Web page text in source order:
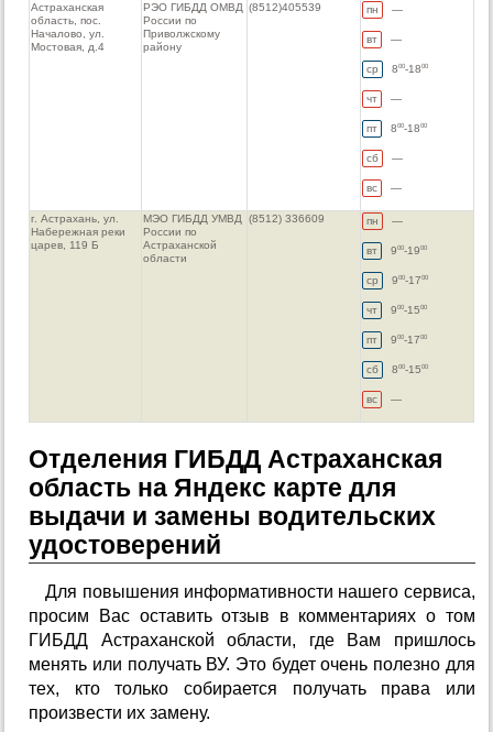
Астраханская
область, пос.
Началово, ул.
Мостовая, д.4
РЭO ГИБДД ОМВД
России по
Приволжскому
району
(8512)405539 пн —
вт —
ср 800 -1800
чт —
пт 800 -1800
сб —
вс —
г. Астрахань, ул.
Набережная реки
царев, 119 Б
МЭО ГИБДД УМВД
России по
Астраханской
области
(8512) 336609 пн —
вт 900 -1900
ср 900 -1700
чт 900 -1500
пт 900 -1700
сб 800 -1500
вс —
Отделения ГИБДД Астраханская
область на Яндекс карте для
выдачи и замены водительских
удостоверений
Для повышения информативности нашего сервиса,
просим Вас оставить отзыв в комментариях о том
ГИБДД Астраханской области, где Вам пришлось
менять или получать ВУ. Это будет очень полезно для
тех, кто только собирается получать права или
произвести их замену.